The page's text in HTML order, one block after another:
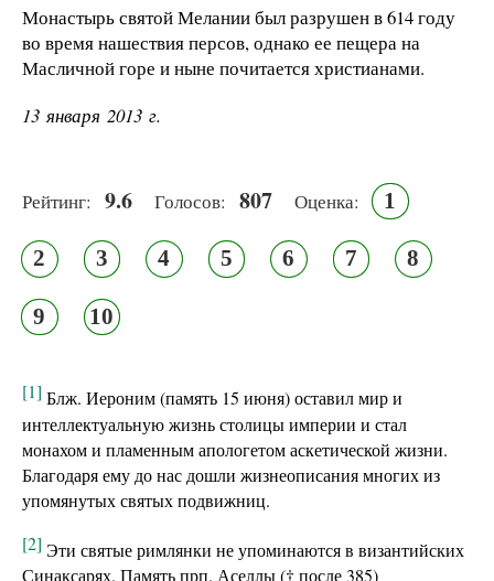
Монастырь святой Мелании был разрушен в 614 году
во время нашествия персов, однако ее пещера на
Масличной горе и ныне почитается христианами.
13 января 2013 г.
Рейтинг: 9.6 Голосов: 807 Оценка: 1
2 3 4 5 6 7 8
9 10
[1] Блж. Иероним (память 15 июня) оставил мир и
интеллектуальную жизнь столицы империи и стал
монахом и пламенным апологетом аскетической жизни.
Благодаря ему до нас дошли жизнеописания многих из
упомянутых святых подвижниц.
[2] Эти святые римлянки не упоминаются в византийских
Синаксарях. Память прп. Аселлы († после 385)